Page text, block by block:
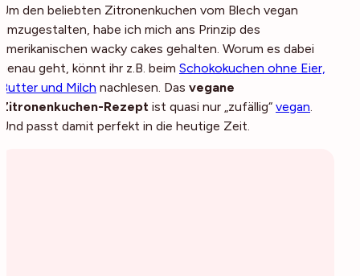
Um den beliebten Zitronenkuchen vom Blech vegan
umzugestalten, habe ich mich ans Prinzip des
amerikanischen wacky cakes gehalten. Worum es dabei
genau geht, könnt ihr z.B. beim Schokokuchen ohne Eier,
Butter und Milch nachlesen. Das vegane
Zitronenkuchen-Rezept ist quasi nur „zufällig“ vegan.
Und passt damit perfekt in die heutige Zeit.